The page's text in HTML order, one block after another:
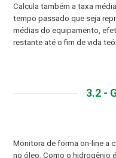
Calcula também a taxa
tempo passado que seja
médias do equipamento,
restante até o fim de vida
3.2 -
Monitora de forma on-line a
no óleo. Como o hidrogênio